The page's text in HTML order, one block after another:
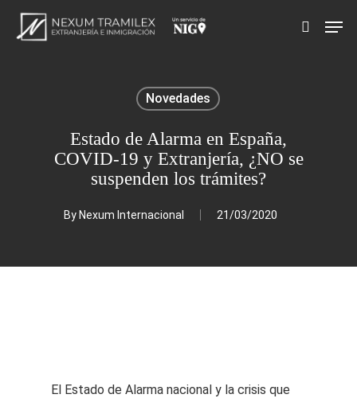
Skip
search
Novedades
Estado de Alarma en España,
COVID-19 y Extranjería, ¿NO se
suspenden los trámites?
By Nexum Internacional 21/03/2020
El Estado de Alarma nacional y la crisis que